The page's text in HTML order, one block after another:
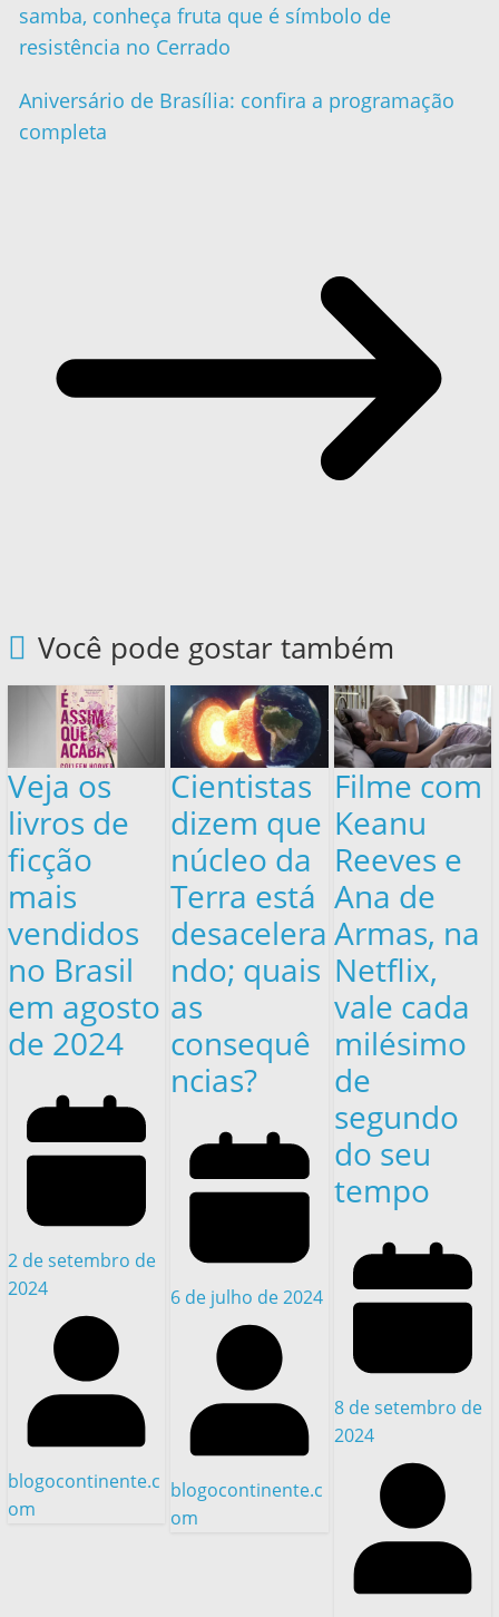
samba, conheça fruta que é símbolo de
resistência no Cerrado
Aniversário de Brasília: confira a programação
completa
Você pode gostar também
Veja os
livros de
ficção
mais
vendidos
no Brasil
em agosto
de 2024
2 de setembro de
2024
blogocontinente.c
om
Cientistas
dizem que
núcleo da
Terra está
desacelera
ndo; quais
as
consequê
ncias?
6 de julho de 2024
blogocontinente.c
om
Filme com
Keanu
Reeves e
Ana de
Armas, na
Netflix,
vale cada
milésimo
de
segundo
do seu
tempo
8 de setembro de
2024